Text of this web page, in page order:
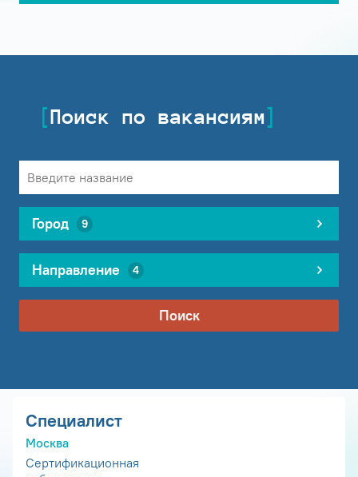
Поиск по вакансиям
Город 9
Направление 4
Поиск
Специалист
Москва
Сертификационная